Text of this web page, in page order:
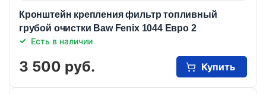
Кронштейн крепления фильтр топливный
грубой очистки Baw Fenix 1044 Евро 2
Есть в наличии
3 500 руб. Купить